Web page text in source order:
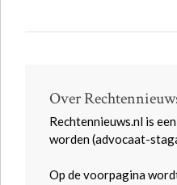
Over
Rechtennieuws.nl is
worden (advocaat-
Op de voorpagina